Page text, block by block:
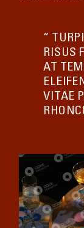
“
RISUS
AT
VITAE